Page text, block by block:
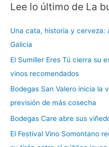
Lee lo último de La
Una cata, historia y cerveza:
Galicia
El Sumiller Eres Tú cierra su
vinos recomendados
Bodegas San Valero inicia la
previsión de más cosecha
Bodegas Care abre sus
El Festival Vino Somontano
C
t
e
g
o
r
í
a
s